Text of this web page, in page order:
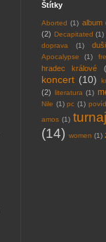
Štítky
Aborted (1) album
(2) Decapitated (1)
doprava
(1)
Apocalypse
(1)
hradec králové
koncert (10)
(2)
literatura (1)
Nile (1) pc (1)
amos (1) turnaj
(14) women (1)